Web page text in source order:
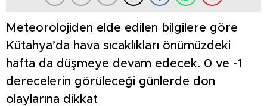
Meteorolojiden elde edilen bilgilere göre
Kütahya’da hava sıcaklıkları önümüzdeki
hafta da düşmeye devam edecek. 0 ve -1
derecelerin görüleceği günlerde don
olaylarına dikkat